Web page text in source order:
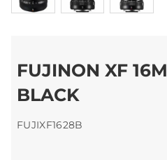
FUJINON XF
BLACK
FUJIXF1628B